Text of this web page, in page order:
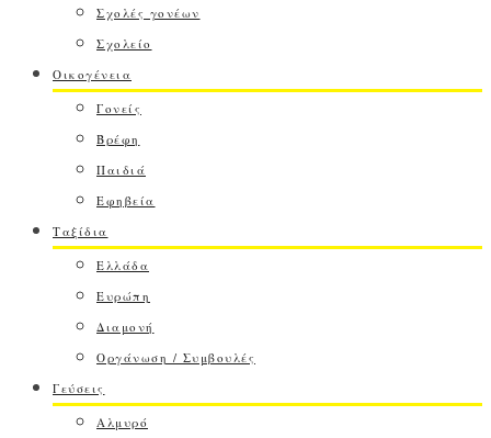
Σχολές γονέων
Σχολείο
Οικογένεια
Γονείς
Βρέφη
Παιδιά
Εφηβεία
Ταξίδια
Ελλάδα
Ευρώπη
Διαμονή
Οργάνωση / Συμβουλές
Γεύσεις
Αλμυρό